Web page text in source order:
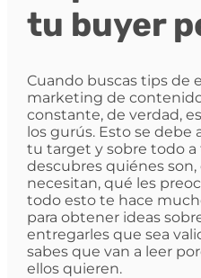
tu buyer
Cuando buscas tips de
marketing de
constante, de verdad,
los gurús. Esto se debe
tu target y sobre todo a
descubres quiénes
necesitan, qué les
todo esto te hace
para obtener ideas
entregarles que sea
sabes que van a leer
ellos quieren.